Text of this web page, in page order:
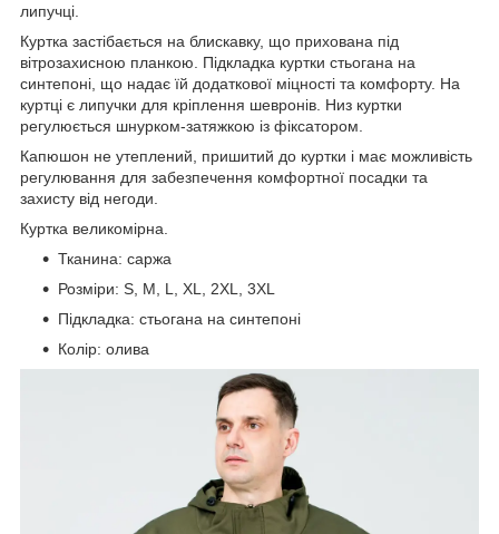
липучці.
Куртка застібається на блискавку, що прихована під
вітрозахисною планкою. Підкладка куртки стьогана на
синтепоні, що надає їй додаткової міцності та комфорту. На
куртці є липучки для кріплення шевронів. Низ куртки
регулюється шнурком-затяжкою із фіксатором.
Капюшон не утеплений, пришитий до куртки і має можливість
регулювання для забезпечення комфортної посадки та
захисту від негоди.
Куртка великомірна.
Тканина: саржа
Розміри: S, M, L, XL, 2XL, 3XL
Підкладка: стьогана на синтепоні
Колір: олива